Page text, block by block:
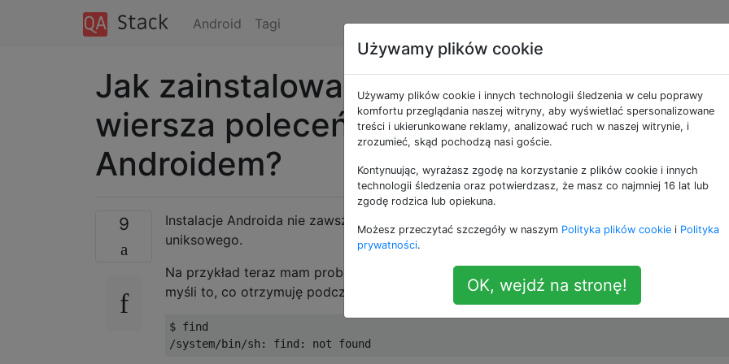
Android Tagi
Jak zainstalować brakujące narzędzia
wiersza poleceń na urządzeniu z
Androidem?
9
Instalacje Androida nie zawsze mają wszystkie narzędzia, których można oczekiwać od
uniksowego.
Na przykład teraz mam problematyczne urządzenie, które nie ma
narzędzia CLI. Mam
myśli to, co otrzymuję podczas
$ find
Używamy plików cookie
Używamy plików cookie i innych technologii śledzenia w celu poprawy
komfortu przeglądania naszej witryny, aby wyświetlać spersonalizowane
treści i ukierunkowane reklamy, analizować ruch w naszej witrynie, i
zrozumieć, skąd pochodzą nasi goście.
Kontynuując, wyrażasz zgodę na korzystanie z plików cookie i innych
technologii śledzenia oraz potwierdzasz, że masz co najmniej 16 lat lub
zgodę rodzica lub opiekuna.
Możesz przeczytać szczegóły w naszym Polityka plików cookie i Polityka
prywatności.
OK, wejdź na stronę!